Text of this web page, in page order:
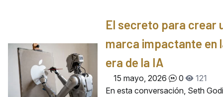
El secreto para crear
marca impactante en
era de la IA
15 mayo, 2026 0
121
En esta conversación, Seth